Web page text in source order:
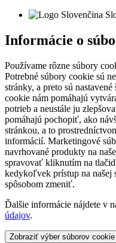
Informácie o
Používame rôzne súbory
Potrebné súbory cookie sú
stránky, a preto sú
cookie nám pomáhajú
potrieb a neustále ju
pomáhajú pochopiť, ako
stránkou, a to
informácií. Marketingové
navrhované produkty na
spravovať kliknutím na
kedykoľvek prístup na našej
spôsobom zmeniť.
Ďalšie informácie nájdete v
údajov.
Zobraziť výber súborov cookie